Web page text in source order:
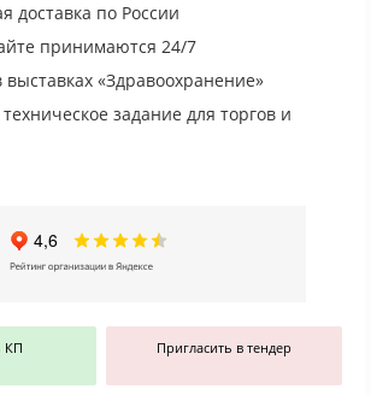
доставка по России
принимаются 24/7
выставках «Здравоохранение»
задание для торгов и
КП Пригласить в тендер